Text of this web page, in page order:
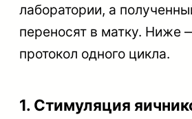
лаборатории, а
переносят в матку. Ниже
протокол одного цикла.
1. Стимуляция